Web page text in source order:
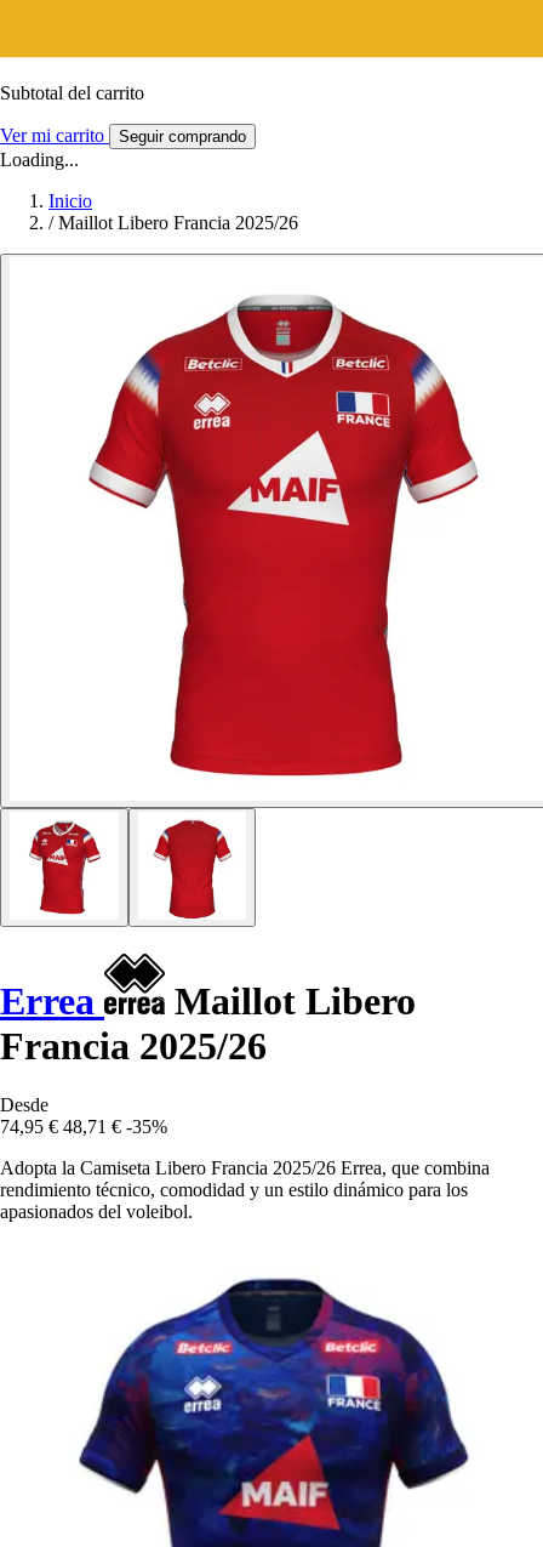
Subtotal del carrito
Ver mi carrito Seguir comprando
Loading...
Inicio
/ Maillot Libero Francia 2025/26
Errea
Maillot Libero
Francia 2025/26
Desde
74,95 € 48,71 € -35%
Adopta la Camiseta Libero Francia 2025/26 Errea, que combina
rendimiento técnico, comodidad y un estilo dinámico para los
apasionados del voleibol.